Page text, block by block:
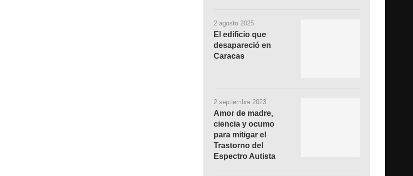
2 agosto 2025
El edificio que
desapareció en
Caracas
2 septiembre 2023
Amor de madre,
ciencia y ocumo
para mitigar el
Trastorno del
Espectro Autista